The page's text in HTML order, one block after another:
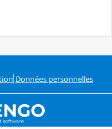
Données personnelles